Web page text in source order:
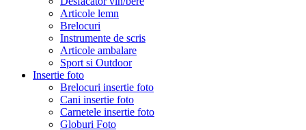
Articole lemn
Brelocuri
Instrumente de scris
Articole ambalare
Sport si Outdoor
Insertie foto
Brelocuri insertie foto
Cani insertie foto
Carnetele insertie foto
Globuri Foto